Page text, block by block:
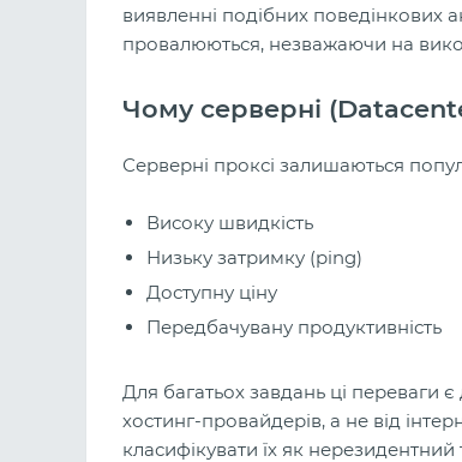
виявленні подібних поведінкових
провалюються, незважаючи на
Чому серверні
Серверні проксі залишаються
Високу швидкість
Низьку затримку (ping)
Доступну ціну
Передбачувану продуктивність
Для багатьох завдань ці переваги
хостинг-провайдерів, а не від
класифікувати їх як нерезидентний